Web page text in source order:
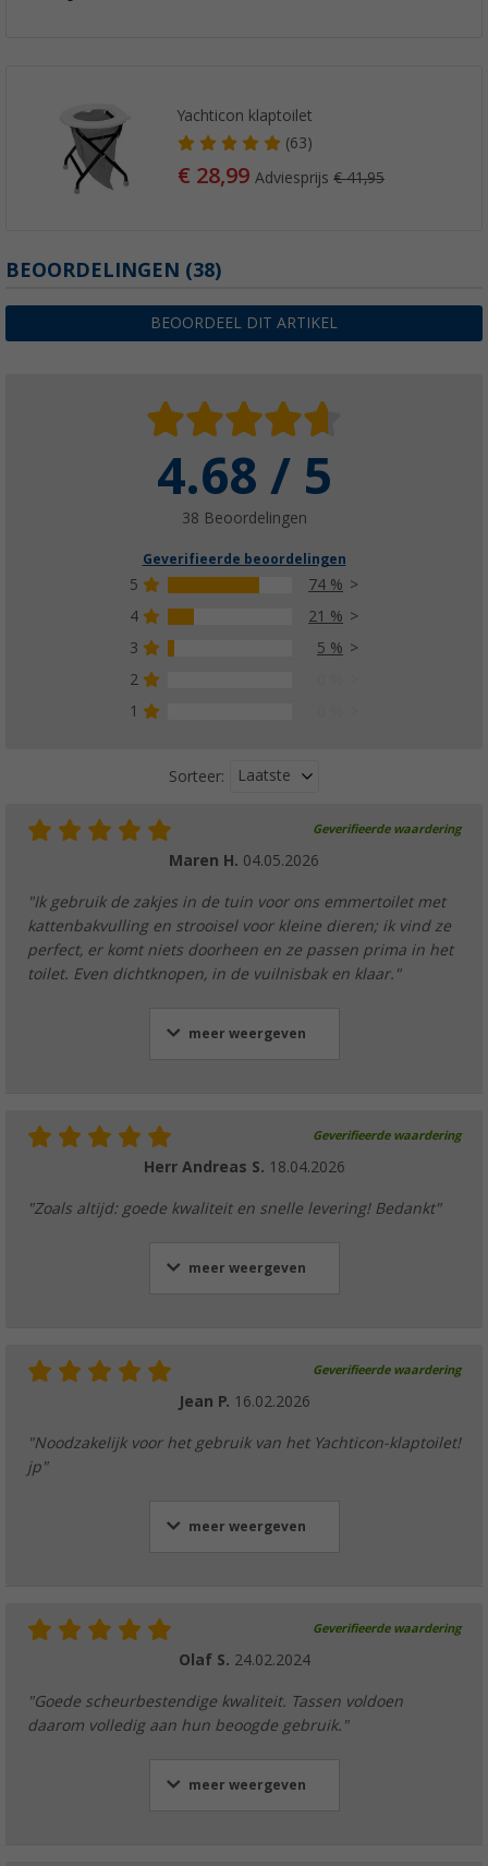
Yachticon klaptoilet
(63)
€ 28,99Adviesprijs€ 41,95
BEOORDELINGEN (38)
BEOORDEEL DIT ARTIKEL
4.68 / 5
38 Beoordelingen
Geverifieerde beoordelingen
5
74 %
4
21 %
3
5 %
2
1
Sorteer: Laatste
Geverifieerde waardering
Maren H. 04.05.2026
"Ik gebruik de zakjes in de tuin voor ons emmertoilet met
kattenbakvulling en strooisel voor kleine dieren; ik vind ze
perfect, er komt niets doorheen en ze passen prima in het
toilet. Even dichtknopen, in de vuilnisbak en klaar."
meer weergeven
Geverifieerde waardering
Herr Andreas S. 18.04.2026
"Zoals altijd: goede kwaliteit en snelle levering! Bedankt"
meer weergeven
Geverifieerde waardering
Jean P. 16.02.2026
"Noodzakelijk voor het gebruik van het Yachticon-klaptoilet!
jp"
meer weergeven
Geverifieerde waardering
Olaf S. 24.02.2024
"Goede scheurbestendige kwaliteit. Tassen voldoen
daarom volledig aan hun beoogde gebruik."
meer weergeven